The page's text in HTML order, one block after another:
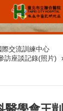
際交流訓練中心
訪座談記錄(照片)